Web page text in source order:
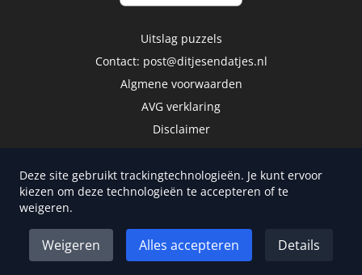
Uitslag puzzels
Contact: post@ditjesendatjes.nl
Algmene voorwaarden
AVG verklaring
Disclaimer
Deze site gebruikt trackingtechnologieën. Je kunt ervoor
kiezen om deze technologieën te accepteren of te
weigeren.
Weigeren Alles accepteren Details